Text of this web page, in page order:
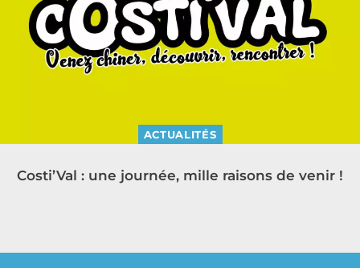
ACTUALITÉS
Costi’Val : une journée, mille raisons de venir !